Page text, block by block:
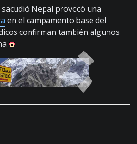
sacudió Nepal provocó una
en el campamento base del
confirman también algunos